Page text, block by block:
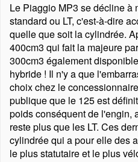
Le Piaggio MP3 se décline à
standard ou LT, c'est-à-dire
quelle que soit la cylindrée.
400cm3 qui fait la majeure
300cm3 également
hybride ! Il n'y a que
choix chez le
publique que le 125 est
poids conséquent de l'engin,
reste plus que les LT. Ces
cylindrée qui a pour elle des
le plus statutaire et le plus